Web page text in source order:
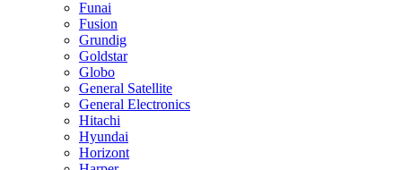
Funai
Fusion
Grundig
Goldstar
Globo
General Satellite
General Electronics
Hitachi
Hyundai
Horizont